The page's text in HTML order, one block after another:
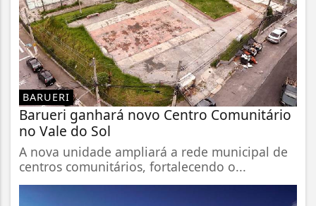
BARUERI
Barueri ganhará novo Centro Comunitário
no Vale do Sol
A nova unidade ampliará a rede municipal de
centros comunitários, fortalecendo o...